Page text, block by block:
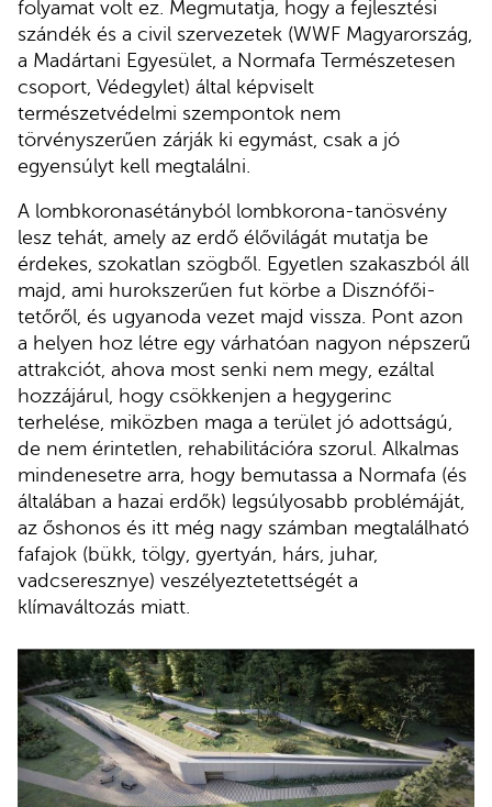
folyamat volt ez. Megmutatja, hogy a fejlesztési
szándék és a civil szervezetek (WWF Magyarország,
a Madártani Egyesület, a Normafa Természetesen
csoport, Védegylet) által képviselt
természetvédelmi szempontok nem
törvényszerűen zárják ki egymást, csak a jó
egyensúlyt kell megtalálni.
A lombkoronasétányból lombkorona-tanösvény
lesz tehát, amely az erdő élővilágát mutatja be
érdekes, szokatlan szögből. Egyetlen szakaszból áll
majd, ami hurokszerűen fut körbe a Disznófői-
tetőről, és ugyanoda vezet majd vissza. Pont azon
a helyen hoz létre egy várhatóan nagyon népszerű
attrakciót, ahova most senki nem megy, ezáltal
hozzájárul, hogy csökkenjen a hegygerinc
terhelése, miközben maga a terület jó adottságú,
de nem érintetlen, rehabilitációra szorul. Alkalmas
mindenesetre arra, hogy bemutassa a Normafa (és
általában a hazai erdők) legsúlyosabb problémáját,
az őshonos és itt még nagy számban megtalálható
fafajok (bükk, tölgy, gyertyán, hárs, juhar,
vadcseresznye) veszélyeztetettségét a
klímaváltozás miatt.